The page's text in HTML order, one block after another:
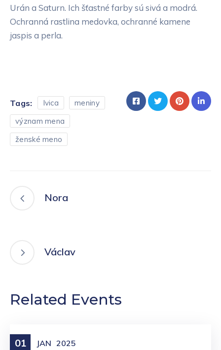
Urán a Saturn. Ich šťastné farby sú sivá a modrá.
Ochranná rastlina medovka, ochranné kamene
jaspis a perla.
Tags: Ivica
meniny
význam mena
ženské meno
Nora
Václav
Related Events
01 JAN 2025
Meniny